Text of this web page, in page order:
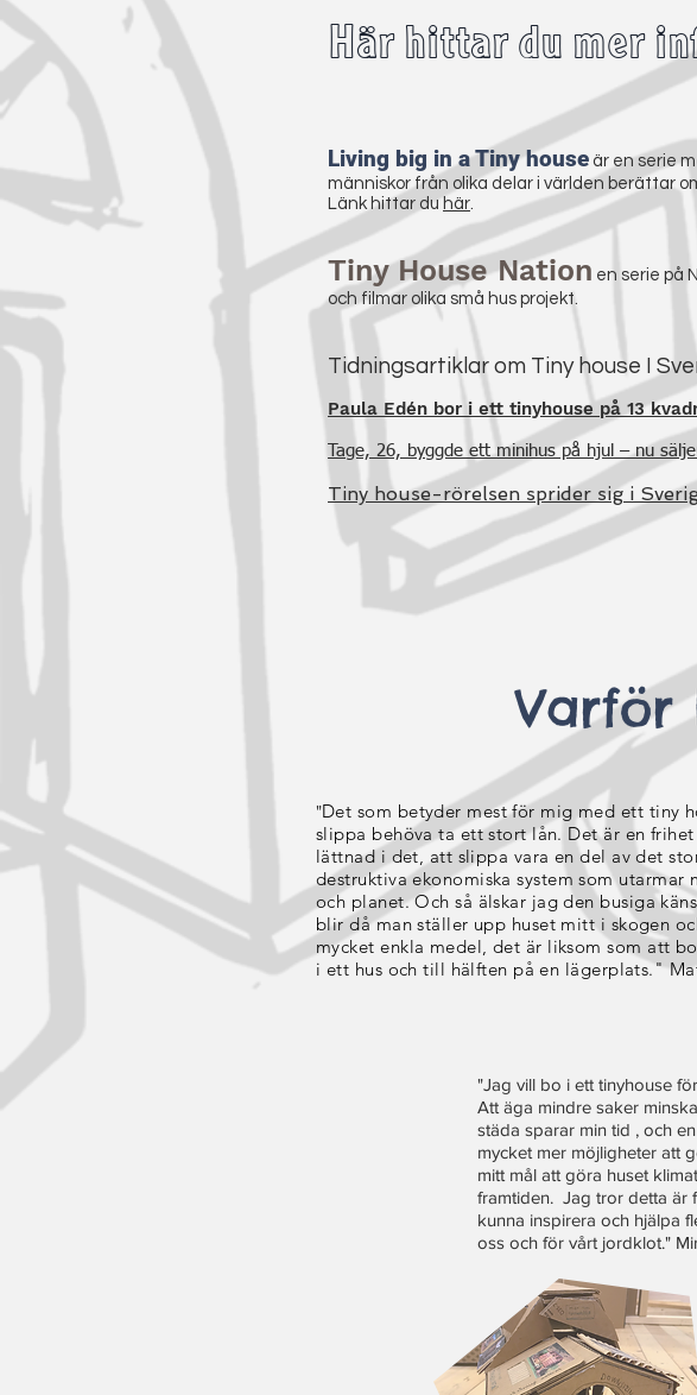
Här hittar du mer
Living big in a Tiny house är en serie
människor från olika delar i världen berättar
Länk hittar du här.
Tiny House Nation en serie på
och filmar olika små hus projekt.
Tidningsartiklar om Tiny house I
Paula Edén bor i ett tinyhouse på 13
Tage, 26, byggde ett minihus på hjul – nu
Tiny house-rörelsen sprider sig i
Varför
"Det som betyder mest för mig med ett tiny
slippa behöva ta ett stort lån. Det är en frihet
lättnad i det, att slippa vara en del av det
destruktiva ekonomiska system som utarmar
och planet. Och så älskar jag den busiga
blir då man ställer upp huset mitt i skogen
mycket enkla medel, det är liksom som att
i ett hus och till hälften på en lägerplats."
"Jag vill bo i ett tinyhouse
Att äga mindre saker
städa sparar min tid , och
mycket mer möjligheter att
mitt mål att göra huset
framtiden. Jag tror detta är
kunna inspirera och hjälpa
oss och för vårt jordklot."